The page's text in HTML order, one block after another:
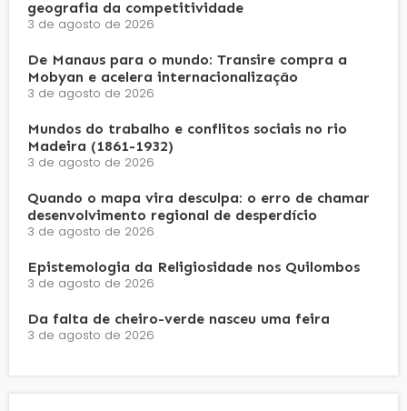
geografia da competitividade
3 de agosto de 2026
De Manaus para o mundo: Transire compra a
Mobyan e acelera internacionalização
3 de agosto de 2026
Mundos do trabalho e conflitos sociais no rio
Madeira (1861-1932)
3 de agosto de 2026
Quando o mapa vira desculpa: o erro de chamar
desenvolvimento regional de desperdício
3 de agosto de 2026
Epistemologia da Religiosidade nos Quilombos
3 de agosto de 2026
Da falta de cheiro-verde nasceu uma feira
3 de agosto de 2026